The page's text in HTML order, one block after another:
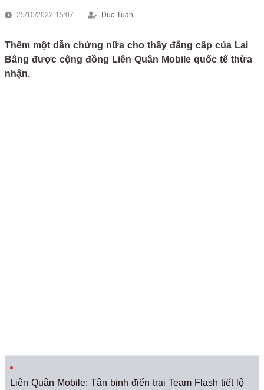
25/10/2022 15:07 Duc Tuan
Thêm một dẫn chứng nữa cho thấy đẳng cấp của Lai
Bâng được cộng đồng Liên Quân Mobile quốc tế thừa
nhận.
Liên Quân Mobile: Tân binh điển trai Team Flash tiết lộ